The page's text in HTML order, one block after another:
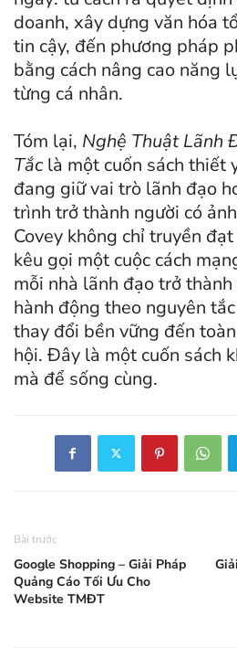
doanh, xây dựng văn hóa
tin cậy, đến phương pháp
bằng cách nâng cao năng
từng cá nhân.
Tóm lại, Nghệ Thuật Lãnh
Tắclà một cuốn sách thiết
đang giữ vai trò lãnh đạo
trình trở thành người có
Covey không chỉ truyền
kêu gọi một cuộc cách
mỗi nhà lãnh đạo trở
hành động theo nguyên
thay đổi bền vững đến
hội. Đây là một cuốn sách
mà để sống cùng.
Bài trước
Google Shopping – Giải Pháp
Quảng Cáo Tối Ưu Cho
Website TMĐT